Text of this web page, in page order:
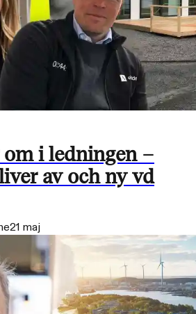
i ledningen –
av och ny vd
21 maj